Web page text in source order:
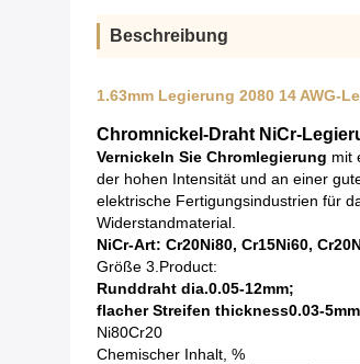
Beschreibung
1.63mm Legierung 2080 14
Chromnickel-Draht NiCr-
Vernickeln Sie Chromlegierung mit
der hohen Intensität und an einer
elektrische Fertigungsindustrien für
Widerstandmaterial.
NiCr-Art: Cr20Ni80, Cr15Ni60,
Größe 3.Product:
Runddraht dia.0.05-12mm;
flacher Streifen thickness0.03-
Ni80Cr20
Chemischer Inhalt, %